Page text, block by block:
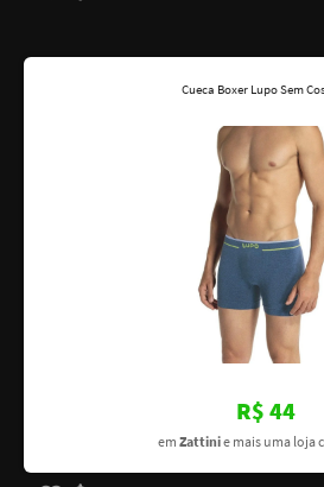
Cueca Boxer Lupo Sem
R$ 44
em Zattinie mais uma loja